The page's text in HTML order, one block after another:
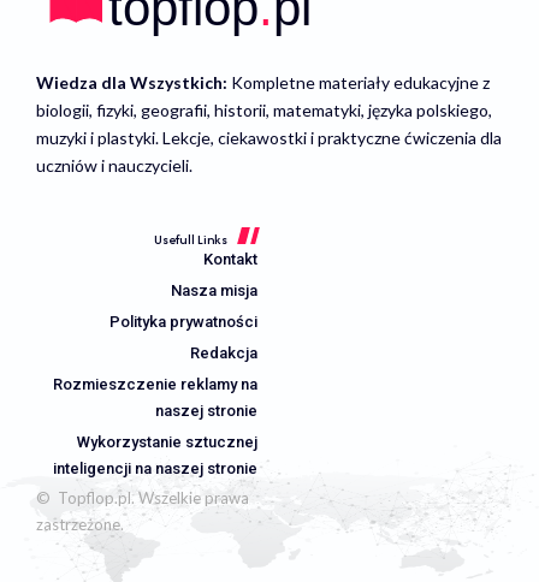
Wiedza dla Wszystkich: Kompletne materiały edukacyjne z
biologii, fizyki, geografii, historii, matematyki, języka polskiego,
muzyki i plastyki. Lekcje, ciekawostki i praktyczne ćwiczenia dla
uczniów i nauczycieli.
Usefull Links
Kontakt
Nasza misja
Polityka prywatności
Redakcja
Rozmieszczenie reklamy na
naszej stronie
Wykorzystanie sztucznej
inteligencji na naszej stronie
© Topflop.pl. Wszelkie prawa
zastrzeżone.